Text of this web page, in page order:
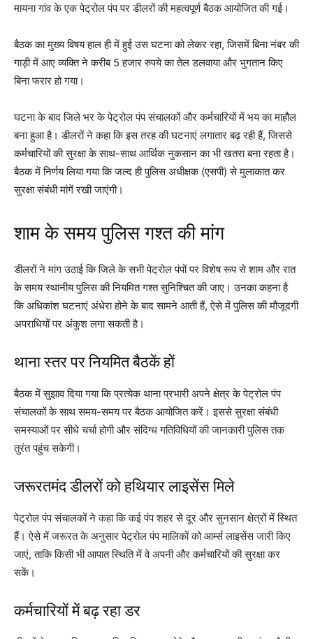
मायना गांव के एक पेट्रोल पंप पर डीलरों की महत्वपूर्ण बैठक आयोजित की गई।
बैठक का मुख्य विषय हाल ही में हुई उस घटना को लेकर रहा, जिसमें बिना नंबर की
गाड़ी में आए व्यक्ति ने करीब 5 हजार रुपये का तेल डलवाया और भुगतान किए
बिना फरार हो गया।
घटना के बाद जिले भर के पेट्रोल पंप संचालकों और कर्मचारियों में भय का माहौल
बना हुआ है। डीलरों ने कहा कि इस तरह की घटनाएं लगातार बढ़ रही हैं, जिससे
कर्मचारियों की सुरक्षा के साथ-साथ आर्थिक नुकसान का भी खतरा बना रहता है।
बैठक में निर्णय लिया गया कि जल्द ही पुलिस अधीक्षक (एसपी) से मुलाकात कर
सुरक्षा संबंधी मांगें रखी जाएंगी।
शाम के समय पुलिस गश्त की मांग
डीलरों ने मांग उठाई कि जिले के सभी पेट्रोल पंपों पर विशेष रूप से शाम और रात
के समय स्थानीय पुलिस की नियमित गश्त सुनिश्चित की जाए। उनका कहना है
कि अधिकांश घटनाएं अंधेरा होने के बाद सामने आती हैं, ऐसे में पुलिस की मौजूदगी
अपराधियों पर अंकुश लगा सकती है।
थाना स्तर पर नियमित बैठकें हों
बैठक में सुझाव दिया गया कि प्रत्येक थाना प्रभारी अपने क्षेत्र के पेट्रोल पंप
संचालकों के साथ समय-समय पर बैठक आयोजित करें। इससे सुरक्षा संबंधी
समस्याओं पर सीधे चर्चा होगी और संदिग्ध गतिविधियों की जानकारी पुलिस तक
तुरंत पहुंच सकेगी।
जरूरतमंद डीलरों को हथियार लाइसेंस मिले
पेट्रोल पंप संचालकों ने कहा कि कई पंप शहर से दूर और सुनसान क्षेत्रों में स्थित
हैं। ऐसे में जरूरत के अनुसार पेट्रोल पंप मालिकों को आर्म्स लाइसेंस जारी किए
जाएं, ताकि किसी भी आपात स्थिति में वे अपनी और कर्मचारियों की सुरक्षा कर
सकें।
कर्मचारियों में बढ़ रहा डर